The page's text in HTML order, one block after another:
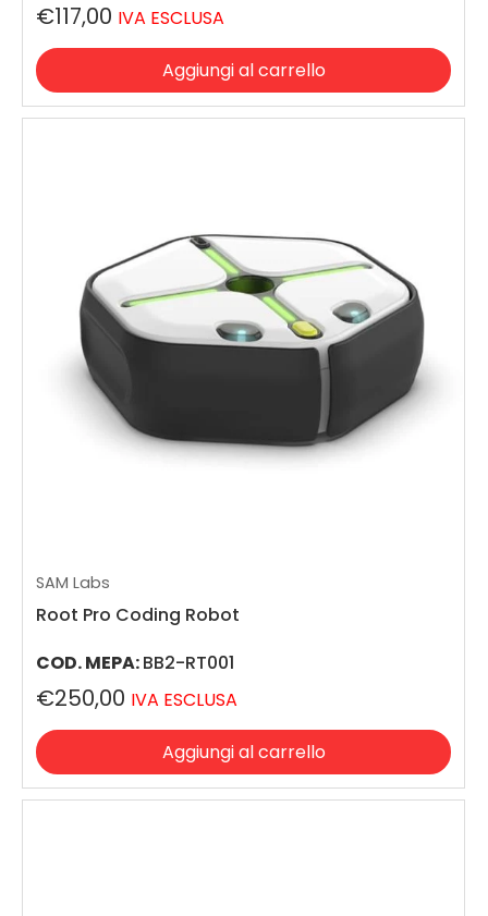
€117,00 IVA ESCLUSA
Aggiungi al carrello
SAM Labs
Root Pro Coding Robot
COD. MEPA:BB2-RT001
€250,00 IVA ESCLUSA
Aggiungi al carrello